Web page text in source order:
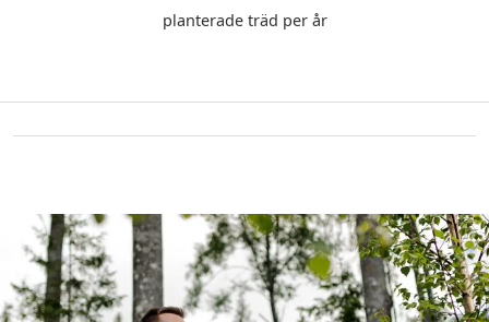
planterade träd per år